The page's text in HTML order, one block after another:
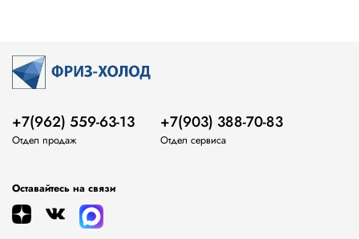
+7(962) 559-63-13
Отдел продаж
+7(903) 388-70-83
Отдел сервиса
Оставайтесь на связи